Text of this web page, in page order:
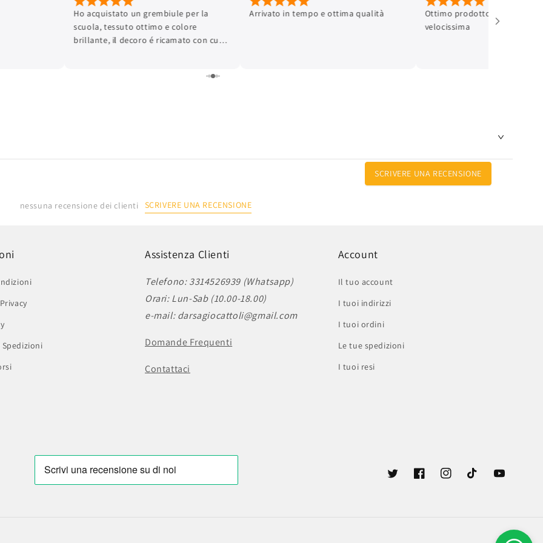
Ho acquistato un grembiule per la
scuola, tessuto ottimo e colore
brillante, il decoro é ricamato con cura
Arrivato in tempo e ottima qualità
Ottimo prodotto e spedizione
velocissima
SCRIVERE UNA RECENSIONE
nessuna recensione dei clienti SCRIVERE UNA RECENSIONE
Spedizioni
Assistenza Clienti
Telefono: 3314526939 (Whatsapp)
Orari: Lun-Sab (10.00-18.00)
e-mail: darsagiocattoli@gmail.com
Domande Frequenti
Contattaci
Account
Il tuo account
I tuoi indirizzi
I tuoi ordini
Le tue spedizioni
I tuoi resi
TwitterFacebookInstagramTikTok YouTube